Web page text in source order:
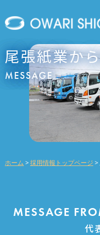
尾張紙業か
MESSAGE
ホーム >採用情報トップページ >
MESSAGE
代